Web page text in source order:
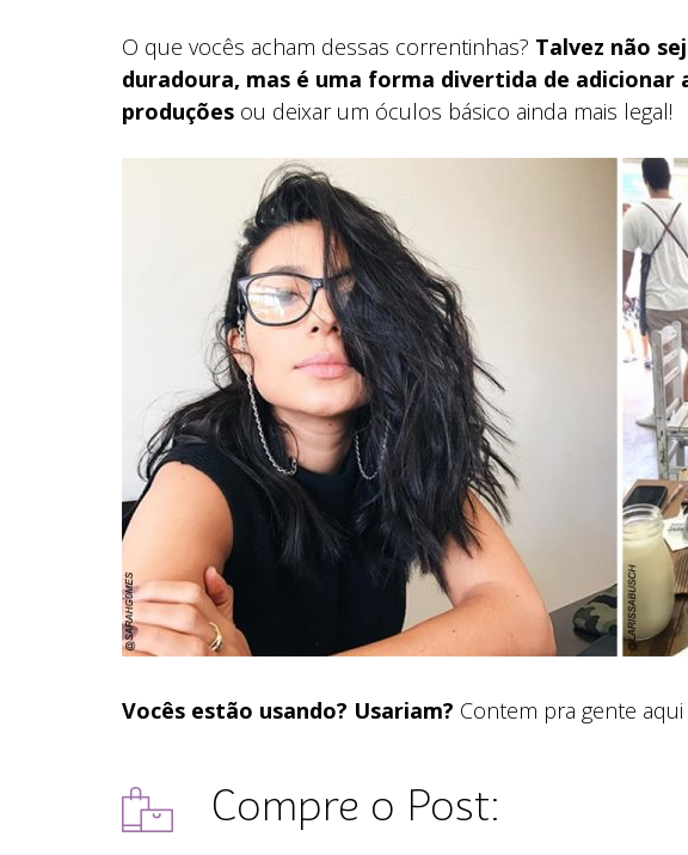
O que vocês acham dessas correntinhas? Talvez não
duradoura, mas é uma forma divertida de adicionar
produções ou deixar um óculos básico ainda mais legal!
Vocês estão usando? Usariam? Contem pra gente
Compre o Post: